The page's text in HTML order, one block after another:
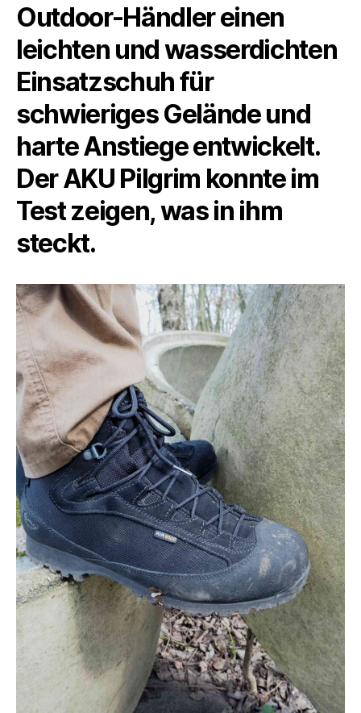
Outdoor-Händler einen
leichten und wasserdichten
Einsatzschuh für
schwieriges Gelände und
harte Anstiege entwickelt.
Der AKU Pilgrim konnte im
Test zeigen, was in ihm
steckt.